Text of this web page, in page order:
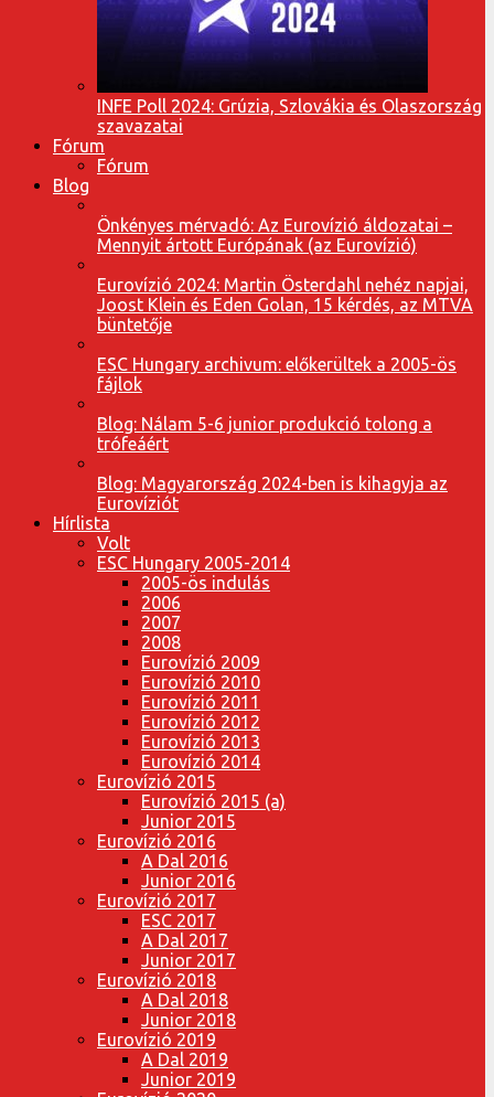
INFE Poll 2024: Grúzia, Szlovákia és Olaszország
szavazatai
Fórum
Fórum
Blog
Önkényes mérvadó: Az Eurovízió áldozatai –
Mennyit ártott Európának (az Eurovízió)
Eurovízió 2024: Martin Österdahl nehéz napjai,
Joost Klein és Eden Golan, 15 kérdés, az MTVA
büntetője
ESC Hungary archivum: előkerültek a 2005-ös
fájlok
Blog: Nálam 5-6 junior produkció tolong a
trófeáért
Blog: Magyarország 2024-ben is kihagyja az
Eurovíziót
Hírlista
Volt
ESC Hungary 2005-2014
2005-ös indulás
2006
2007
2008
Eurovízió 2009
Eurovízió 2010
Eurovízió 2011
Eurovízió 2012
Eurovízió 2013
Eurovízió 2014
Eurovízió 2015
Eurovízió 2015 (a)
Junior 2015
Eurovízió 2016
A Dal 2016
Junior 2016
Eurovízió 2017
ESC 2017
A Dal 2017
Junior 2017
Eurovízió 2018
A Dal 2018
Junior 2018
Eurovízió 2019
A Dal 2019
Junior 2019